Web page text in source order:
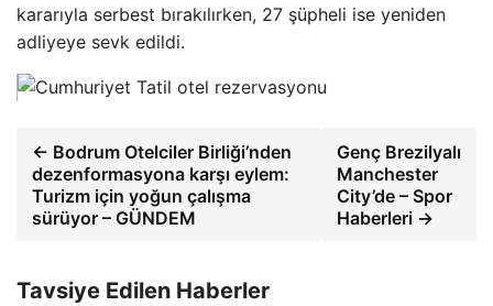
kararıyla serbest bırakılırken, 27 şüpheli ise yeniden
adliyeye sevk edildi.
← Bodrum Otelciler Birliği’nden
dezenformasyona karşı eylem:
Turizm için yoğun çalışma
sürüyor – GÜNDEM
Genç Brezilyalı
Manchester
City’de – Spor
Haberleri →
Tavsiye Edilen Haberler